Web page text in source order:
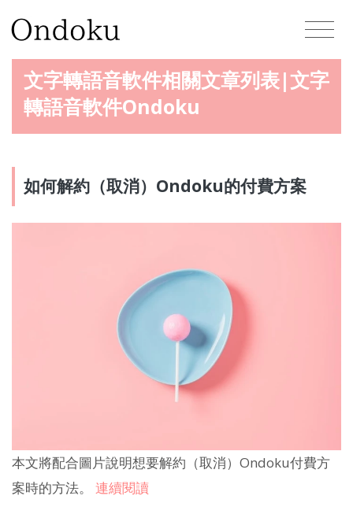
文字轉語音軟件相關文章列表|文字
轉語音軟件Ondoku
如何解約（取消）Ondoku的付費方案
本文將配合圖片說明想要解約（取消）Ondoku付費方
案時的方法。 連續閱讀